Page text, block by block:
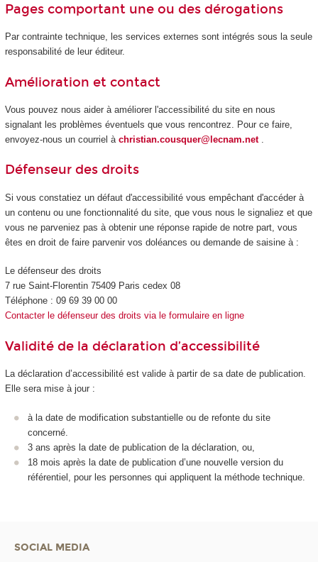
Pages comportant une ou des dérogations
Par contrainte technique, les services externes sont intégrés sous la seule
responsabilité de leur éditeur.
Amélioration et contact
Vous pouvez nous aider à améliorer l'accessibilité du site en nous
signalant les problèmes éventuels que vous rencontrez. Pour ce faire,
envoyez-nous un courriel à christian.cousquer@lecnam.net
Défenseur des droits
Si vous constatiez un défaut d'accessibilité vous empêchant d'accéder à
un contenu ou une fonctionnalité du site, que vous nous le signaliez et que
vous ne parveniez pas à obtenir une réponse rapide de notre part, vous
êtes en droit de faire parvenir vos doléances ou demande de saisine à :
Le défenseur des droits
7 rue Saint-Florentin 75409 Paris cedex 08
Téléphone : 09 69 39 00 00
Contacter le défenseur des droits via le formulaire en ligne
Validité de la déclaration d’accessibilité
La déclaration d’accessibilité est valide à partir de sa date de publication.
Elle sera mise à jour :
à la date de modification substantielle ou de refonte du site
concerné.
3 ans après la date de publication de la déclaration, ou,
18 mois après la date de publication d’une nouvelle version du
référentiel, pour les personnes qui appliquent la méthode technique.
SOCIAL MEDIA